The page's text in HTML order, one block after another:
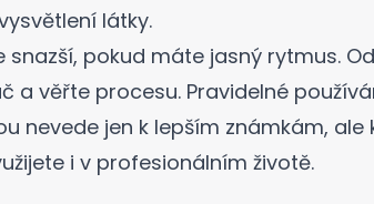
látky.
snazší, pokud máte jasný rytmus.
a věřte procesu. Pravidelné
nevede jen k lepším známkám,
i v profesionálním životě.